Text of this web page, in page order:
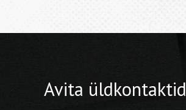
Avita üldkontaktid